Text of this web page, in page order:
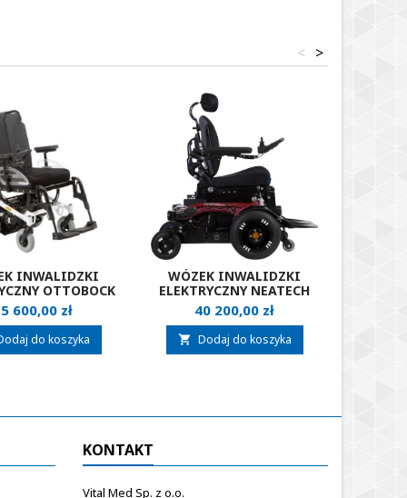
>
<
INWALIDZKI
OTTOBOCK
A200
600,00 zł
do koszyka
WÓZEK INWALIDZKI
ELEKTRYCZNY NEATECH
EVO 3
Cena
40 200,00 zł
 Dodaj do koszyka
KONTAKT
Vital Med Sp. z o.o.